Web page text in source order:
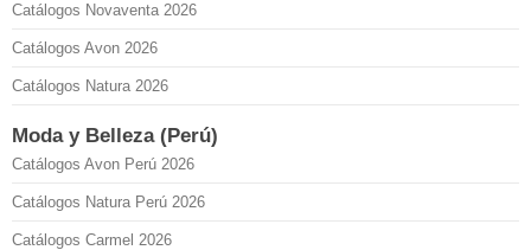
Catálogos Novaventa 2026
Catálogos Avon 2026
Catálogos Natura 2026
Moda y Belleza (Perú)
Catálogos Avon Perú 2026
Catálogos Natura Perú 2026
Catálogos Carmel 2026